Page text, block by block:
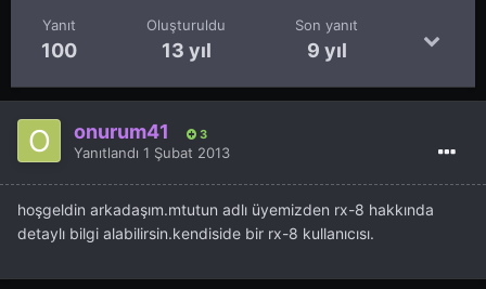
Yanıt
100
Oluşturuldu
13 yıl
Son yanıt
9 yıl
onurum41 3
Yanıtlandı 1 Şubat 2013
hoşgeldin arkadaşım.mtutun adlı üyemizden rx-8 hakkında
detaylı bilgi alabilirsin.kendiside bir rx-8 kullanıcısı.